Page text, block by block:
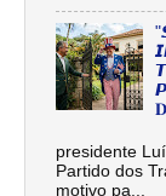
presidente
Partido dos
motivo pa...